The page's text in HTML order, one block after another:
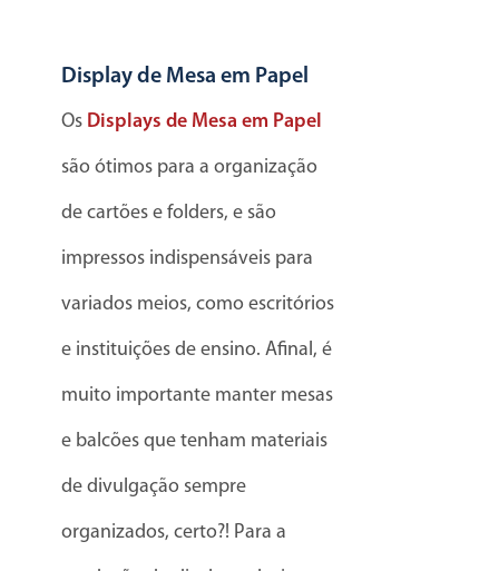
Display de Mesa em Papel
Os Displays de Mesa em Papel
são ótimos para a organização
de cartões e folders, e são
impressos indispensáveis para
variados meios, como escritórios
e instituições de ensino. Afinal, é
muito importante manter mesas
e balcões que tenham materiais
de divulgação sempre
organizados, certo?! Para a